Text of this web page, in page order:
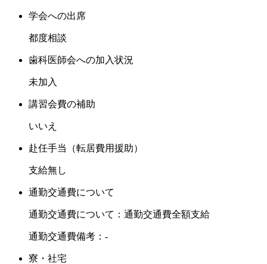
学会への出席
都度相談
歯科医師会への加入状況
未加入
講習会費の補助
いいえ
赴任手当（転居費用援助）
支給無し
通勤交通費について
通勤交通費について：通勤交通費全額支給
通勤交通費備考：-
寮・社宅